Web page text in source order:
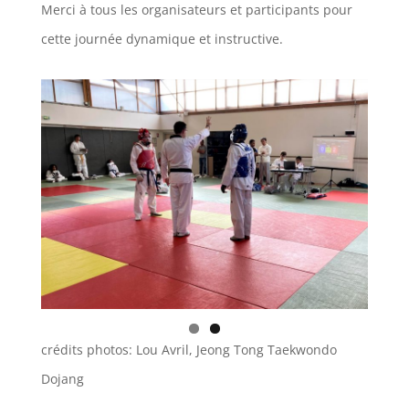
Merci à tous les organisateurs et participants pour
cette journée dynamique et instructive.
crédits photos: Lou Avril, Jeong Tong Taekwondo
Dojang